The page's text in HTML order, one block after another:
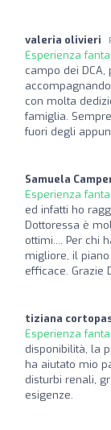
valeria olivieri
Esperienza
campo dei
con molta
famiglia.
fuori degli
Samuela
Esperienza
ed infatti ho
Dottoressa è
ottimi.... Per chi
migliore, il
efficace. Grazie
tiziana
Esperienza
disponibilità, la
ha aiutato mio
disturbi renali,
esigenze.